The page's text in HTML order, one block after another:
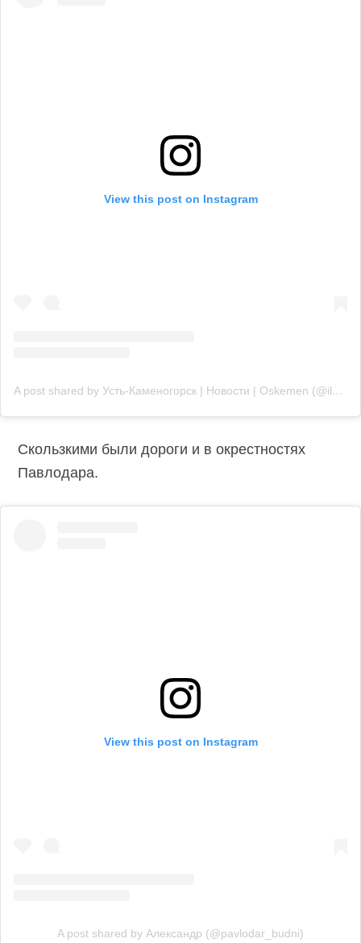
View this post on Instagram
A post shared by Усть-Каменогорск | Новости | Oskemen (@ilove_uka1)
Скользкими были дороги и в окрестностях
Павлодара.
View this post on Instagram
A post shared by Александр (@pavlodar_budni)